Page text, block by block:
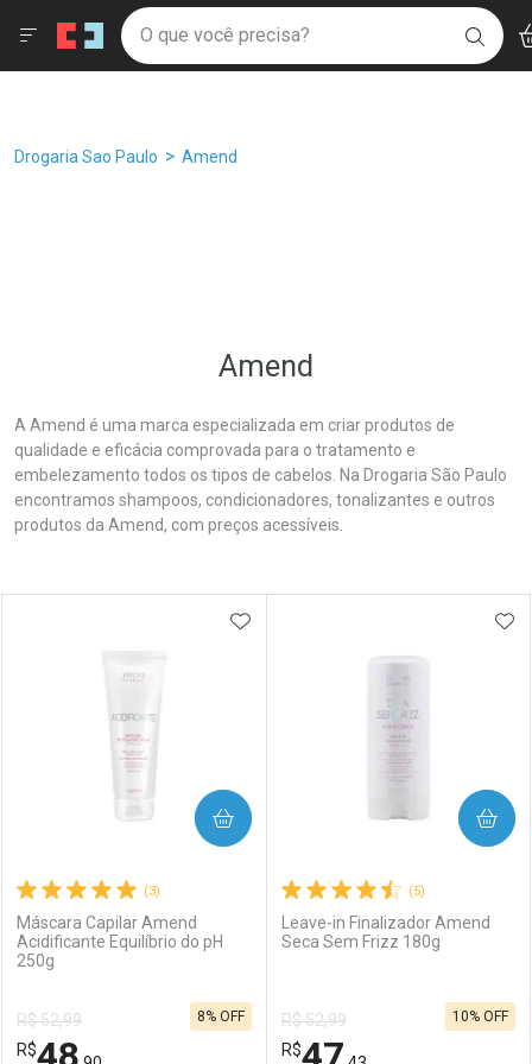
Drogaria São Paulo
Ir direto para a home
pela página
Ir direto para o conteúdo
Ir direto para a busca
Ir direto para a notificações
Faça a sua busca
O que você precisa?
Menu
Breadcrumb
Drogaria Sao Paulo Amend
Amend
A Amend é uma marca especializada em criar produtos de
qualidade e eficácia comprovada para o tratamento e
embelezamento todos os tipos de cabelos. Na Drogaria São Paulo
encontramos shampoos, condicionadores, tonalizantes e outros
produtos da Amend, com preços acessíveis.
(3)
Máscara Capilar Amend
Acidificante Equilíbrio do pH
250g
R$ 52,99
R$
8% OFF
ADICIONAR AOS FAVORITOS
COMPRAR
(5)
Leave-in Finalizador Amend
Seca Sem Frizz 180g
R$ 52,99
R$
10% OFF
COMPRAR
Âncoras
Filtros Ordenar por